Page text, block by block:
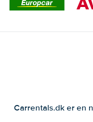
Carrentals.dk er en